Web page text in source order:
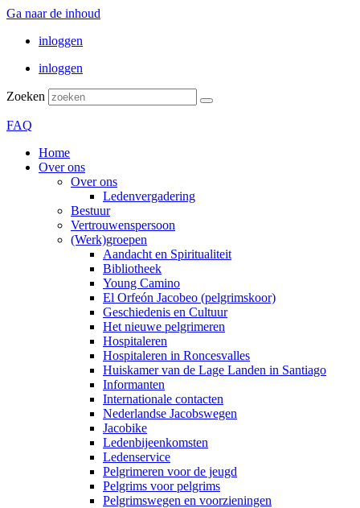
Ga naar de inhoud
inloggen
inloggen
Zoeken
FAQ
Home
Over ons
Over ons
Ledenvergadering
Bestuur
Vertrouwenspersoon
(Werk)groepen
Aandacht en Spiritualiteit
Bibliotheek
Young Camino
El Orfeón Jacobeo (pelgrimskoor)
Geschiedenis en Cultuur
Het nieuwe pelgrimeren
Hospitaleren
Hospitaleren in Roncesvalles
Huiskamer van de Lage Landen in Santiago
Informanten
Internationale contacten
Nederlandse Jacobswegen
Jacobike
Ledenbijeenkomsten
Ledenservice
Pelgrimeren voor de jeugd
Pelgrims voor pelgrims
Pelgrimswegen en voorzieningen